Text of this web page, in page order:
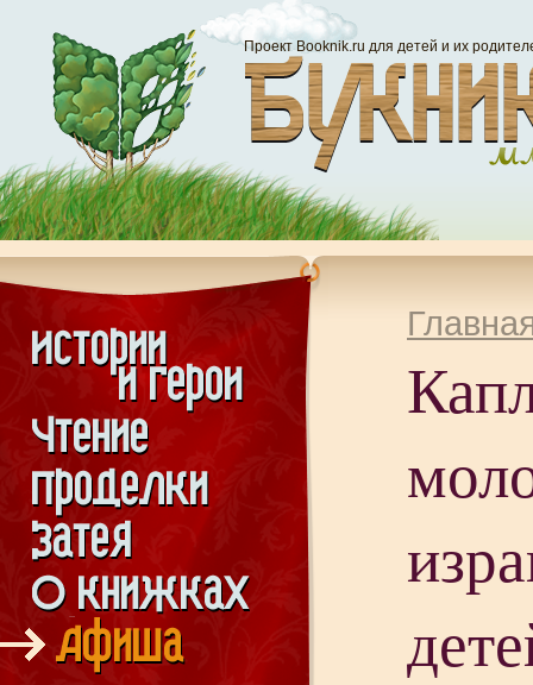
Проект Booknik.ru для детей и их